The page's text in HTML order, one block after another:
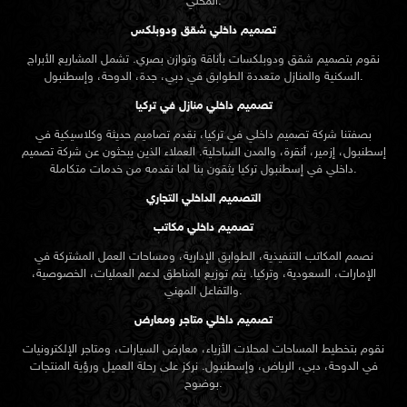
تصميم داخلي شقق ودوبلكس
نقوم بتصميم شقق ودوبلكسات بأناقة وتوازن بصري. تشمل المشاريع الأبراج
السكنية والمنازل متعددة الطوابق في دبي، جدة، الدوحة، وإسطنبول.
تصميم داخلي منازل في تركيا
بصفتنا شركة تصميم داخلي في تركيا، نقدم تصاميم حديثة وكلاسيكية في
إسطنبول، إزمير، أنقرة، والمدن الساحلية. العملاء الذين يبحثون عن شركة تصميم
داخلي في إسطنبولتركيا يثقون بنا لما نقدمه من خدمات متكاملة.
التصميم الداخلي التجاري
تصميم داخلي مكاتب
نصمم المكاتب التنفيذية، الطوابق الإدارية، ومساحات العمل المشتركة في
الإمارات، السعودية، وتركيا. يتم توزيع المناطق لدعم العمليات، الخصوصية،
والتفاعل المهني.
تصميم داخلي متاجر ومعارض
نقوم بتخطيط المساحات لمحلات الأزياء، معارض السيارات، ومتاجر الإلكترونيات
في الدوحة، دبي، الرياض، وإسطنبول. نركز على رحلة العميل ورؤية المنتجات
بوضوح.